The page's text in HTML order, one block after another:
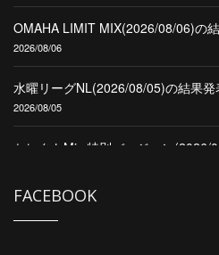
OMAHA LIMIT MIX(2026/08/06)の結
2026/08/06
水曜リーグNL(2026/08/05)の結果発
2026/08/05
セレクトMix 特別バージョン(2026/
CPL Second(2026/08/01)の結果発表
FACEBOOK